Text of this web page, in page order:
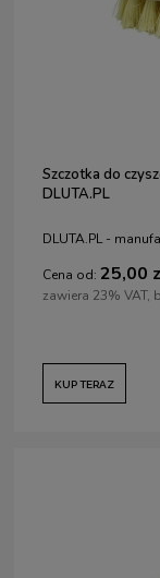
Szczotka do
DLUTA.PL
DLUTA.PL -
Cena od: 25,00
zawiera 23%
KUP TERAZ